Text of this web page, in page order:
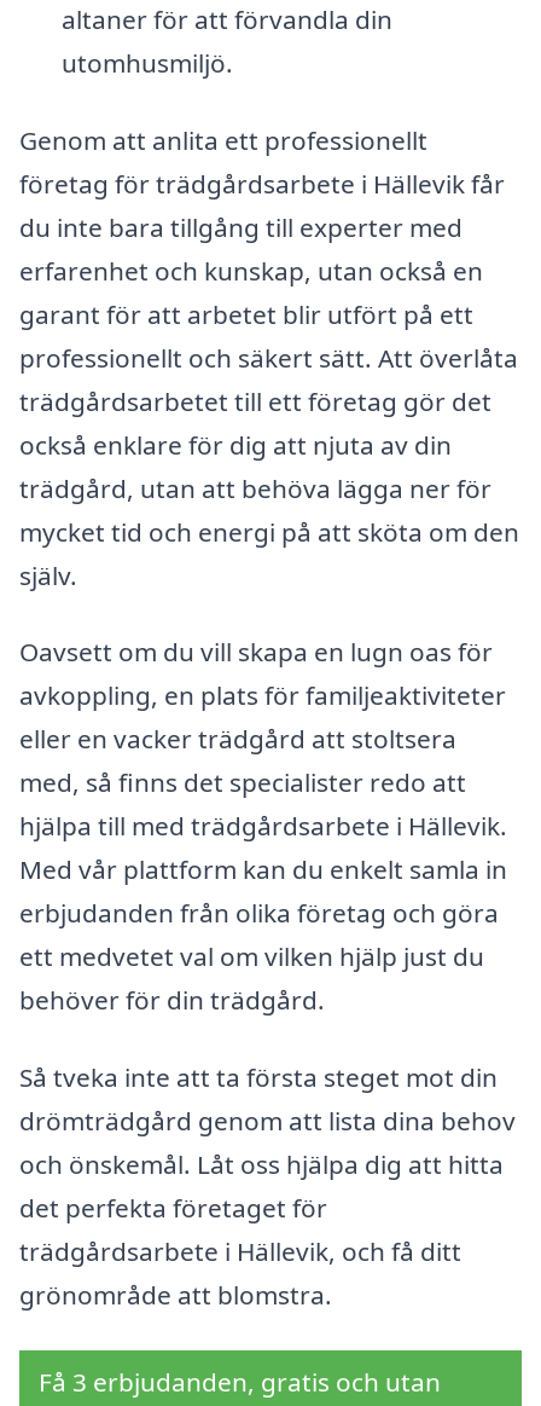
altaner för att förvandla din
utomhusmiljö.
Genom att anlita ett professionellt
företag för trädgårdsarbete i Hällevik får
du inte bara tillgång till experter med
erfarenhet och kunskap, utan också en
garant för att arbetet blir utfört på ett
professionellt och säkert sätt. Att överlåta
trädgårdsarbetet till ett företag gör det
också enklare för dig att njuta av din
trädgård, utan att behöva lägga ner för
mycket tid och energi på att sköta om den
själv.
Oavsett om du vill skapa en lugn oas för
avkoppling, en plats för familjeaktiviteter
eller en vacker trädgård att stoltsera
med, så finns det specialister redo att
hjälpa till med trädgårdsarbete i Hällevik.
Med vår plattform kan du enkelt samla in
erbjudanden från olika företag och göra
ett medvetet val om vilken hjälp just du
behöver för din trädgård.
Så tveka inte att ta första steget mot din
drömträdgård genom att lista dina behov
och önskemål. Låt oss hjälpa dig att hitta
det perfekta företaget för
trädgårdsarbete i Hällevik, och få ditt
grönområde att blomstra.
Få 3 erbjudanden, gratis och utan